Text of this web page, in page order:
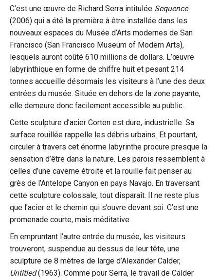
C’est une œuvre de Richard Serra intitulée Sequence
(2006) qui a été la première à être installée dans les
nouveaux espaces du Musée d’Arts modernes de San
Francisco (San Francisco Museum of Modern Arts),
lesquels auront coûté 610 millions de dollars. L’œuvre
labyrinthique en forme de chiffre huit et pesant 214
tonnes accueille désormais les visiteurs à l’une des deux
entrées du musée. Située en dehors de la zone payante,
elle demeure donc facilement accessible au public.
Cette sculpture d’acier Corten est dure, industrielle. Sa
surface rouillée rappelle les débris urbains. Et pourtant,
circuler à travers cet énorme labyrinthe procure presque la
sensation d’être dans la nature. Les parois ressemblent à
celles d’une caverne étroite et la rouille fait penser au
grès de l’Antelope Canyon en pays Navajo. En traversant
cette sculpture colossale, tout disparaît. Il ne reste plus
que l’acier et le chemin qui s’ouvre devant soi. C’est une
promenade courte, mais méditative.
En empruntant l’autre entrée du musée, les visiteurs
trouveront, suspendue au dessus de leur tête, une
sculpture de 8 mètres de large d’Alexander Calder,
Untitled(1963). Comme pour Serra, le travail de Calder